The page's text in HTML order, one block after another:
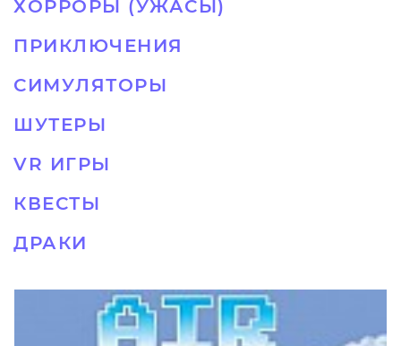
ХОРРОРЫ (УЖАСЫ)
ПРИКЛЮЧЕНИЯ
СИМУЛЯТОРЫ
ШУТЕРЫ
VR ИГРЫ
КВЕСТЫ
ДРАКИ